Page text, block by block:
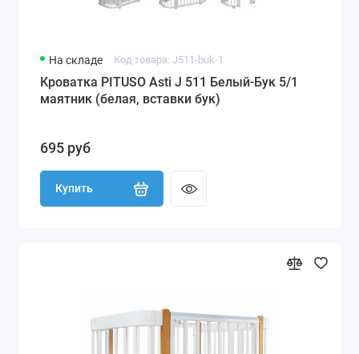
На складе Код товара: J511-buk-1
Кроватка PITUSO Asti J 511 Белый-Бук 5/1
маятник (белая, вставки бук)
695 руб
Купить